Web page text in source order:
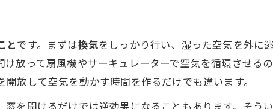
とです。まずは換気をしっかり行い、湿った空気を外に
放って扇風機やサーキュレーターで空気を循環させる
放して空気を動かす時間を作るだけでも違います。
窓を開けるだけでは逆効果になることもあります。そう